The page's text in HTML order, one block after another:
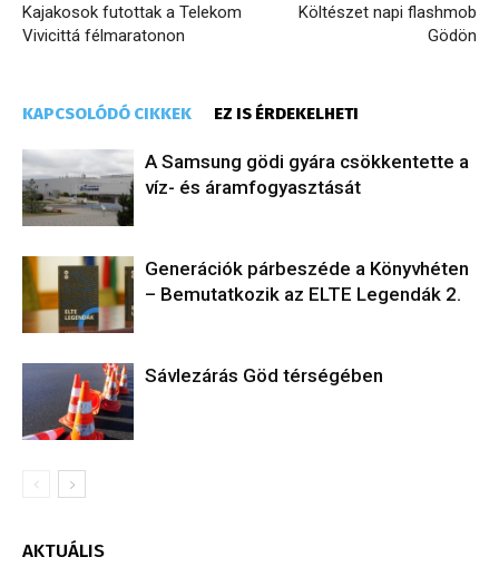
Kajakosok futottak a Telekom
Vivicittá félmaratonon
Költészet napi flashmob
Gödön
KAPCSOLÓDÓ CIKKEK EZ IS ÉRDEKELHETI
A Samsung gödi gyára csökkentette a
víz- és áramfogyasztását
Generációk párbeszéde a Könyvhéten
– Bemutatkozik az ELTE Legendák 2.
Sávlezárás Göd térségében
AKTUÁLIS